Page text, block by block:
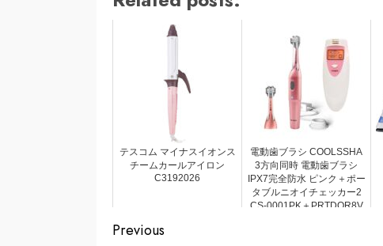
テスコム マイナスイオンス
チームカールアイロン
C3192026
電動歯ブラシ COOLSSHA
3方向同時 電動歯ブラシ
IPX7完全防水 ピンク＋ポー
タブルニオイチェッカー2
CS-0001PK＋PRTDOR8V
Continue
Previous